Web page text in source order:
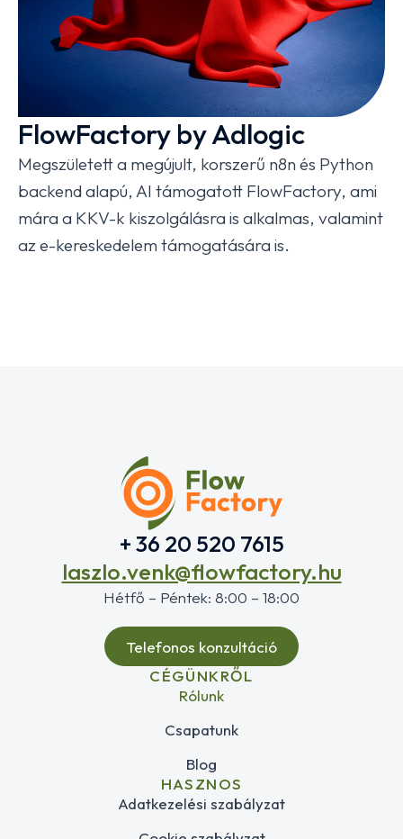
FlowFactory by Adlogic
Megszületett a megújult, korszerű n8n és Python
backend alapú, AI támogatott FlowFactory, ami
mára a KKV-k kiszolgálásra is alkalmas, valamint
az e-kereskedelem támogatására is.
+ 36 20 520 7615
laszlo.venk@flowfactory.hu
Hétfő – Péntek: 8:00 – 18:00
Telefonos konzultáció
CÉGÜNKRŐL
Rólunk
Csapatunk
Blog
HASZNOS
Adatkezelési szabályzat